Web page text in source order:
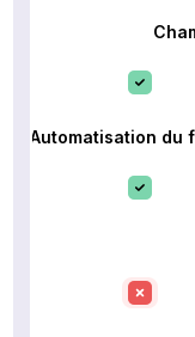
Automatisation du